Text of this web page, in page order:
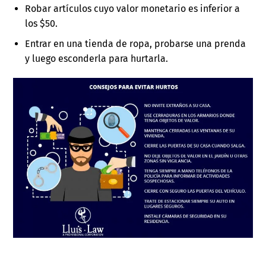
Robar artículos cuyo valor monetario es inferior a
los $50.
Entrar en una tienda de ropa, probarse una prenda
y luego esconderla para hurtarla.